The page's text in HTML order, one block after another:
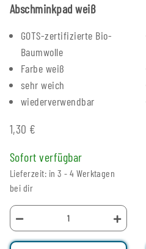
Abschminkpad weiß
GOTS-zertifizierte Bio-
Baumwolle
Farbe weiß
sehr weich
wiederverwendbar
1,30 €
Sofort verfügbar
Lieferzeit: in 3 - 4 Werktagen
bei dir